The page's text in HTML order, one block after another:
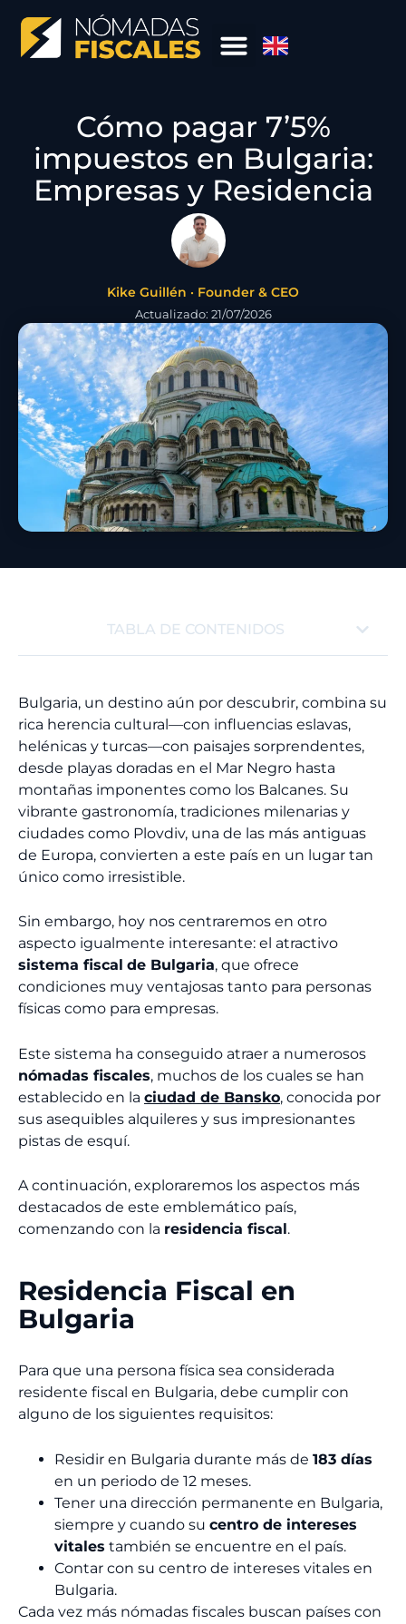
Cómo pagar 7’5%
impuestos en Bulgaria:
Empresas y Residencia
Kike Guillén · Founder & CEO
Actualizado: 21/07/2026
TABLA DE CONTENIDOS
Bulgaria, un destino aún por descubrir, combina su
rica herencia cultural—con influencias eslavas,
helénicas y turcas—con paisajes sorprendentes,
desde playas doradas en el Mar Negro hasta
montañas imponentes como los Balcanes. Su
vibrante gastronomía, tradiciones milenarias y
ciudades como Plovdiv, una de las más antiguas
de Europa, convierten a este país en un lugar tan
único como irresistible.
Sin embargo, hoy nos centraremos en otro
aspecto igualmente interesante: el atractivo
sistema fiscal de Bulgaria, que ofrece
condiciones muy ventajosas tanto para personas
físicas como para empresas.
Este sistema ha conseguido atraer a numerosos
nómadas fiscales, muchos de los cuales se han
establecido en la ciudad de Bansko, conocida por
sus asequibles alquileres y sus impresionantes
pistas de esquí.
A continuación, exploraremos los aspectos más
destacados de este emblemático país,
comenzando con la residencia fiscal.
Residencia Fiscal en
Bulgaria
Para que una persona física sea considerada
residente fiscal en Bulgaria, debe cumplir con
alguno de los siguientes requisitos:
Residir en Bulgaria durante más de 183 días
en un periodo de 12 meses.
Tener una dirección permanente en Bulgaria,
siempre y cuando su centro de intereses
vitales también se encuentre en el país.
Contar con su centro de intereses vitales en
Bulgaria.
Cada vez más nómadas fiscales buscan países con